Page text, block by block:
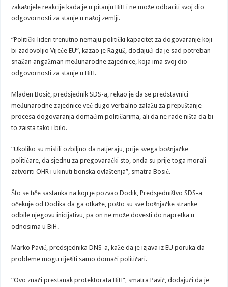
zakašnjele reakcije kada je u pitanju BiH i ne može odbaciti svoj dio
odgovornosti za stanje u našoj zemlji.
“Politički lideri trenutno nemaju politički kapacitet za dogovaranje koji
bi zadovoljio Vijeće EU”, kazao je Raguž, dodajući da je sad potreban
snažan angažman međunarodne zajednice, koja ima svoj dio
odgovornosti za stanje u BiH.
Mladen Bosić, predsjednik SDS-a, rekao je da se predstavnici
međunarodne zajednice već dugo verbalno zalažu za prepuštanje
procesa dogovaranja domaćim političarima, ali da ne rade ništa da bi
to zaista tako i bilo.
“Ukoliko su mislili ozbiljno da natjeraju, prije svega bošnjačke
političare, da sjednu za pregovarački sto, onda su prije toga morali
zatvoriti OHR i ukinuti bonska ovlaštenja”, smatra Bosić.
Što se tiče sastanka na koji je pozvao Dodik, Predsjedništvo SDS-a
očekuje od Dodika da ga otkaže, pošto su sve bošnjačke stranke
odbile njegovu inicijativu, pa on ne može dovesti do napretka u
odnosima u BiH.
Marko Pavić, predsjednika DNS-a, kaže da je izjava iz EU poruka da
probleme mogu riješiti samo domaći političari.
“Ovo znači prestanak protektorata BiH”, smatra Pavić, dodajući da je